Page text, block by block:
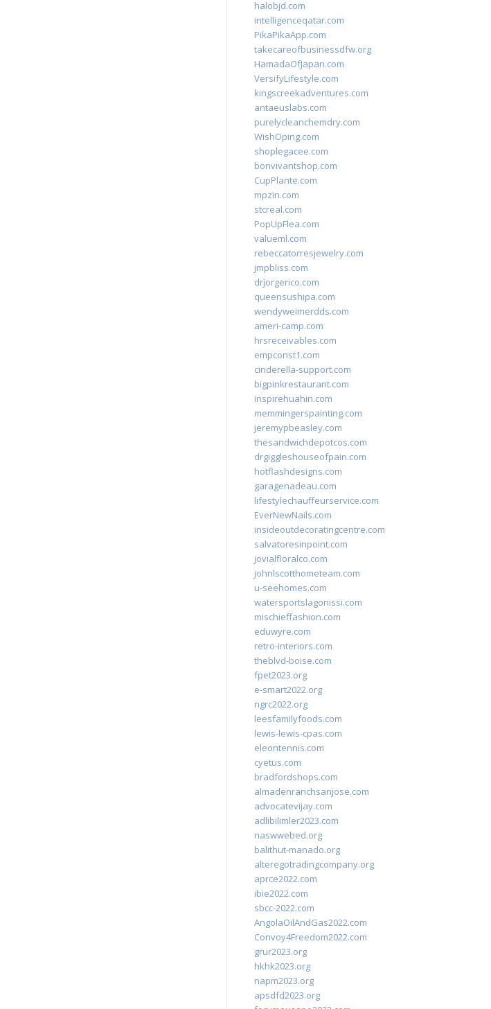
halobjd.com
intelligenceqatar.com
PikaPikaApp.com
takecareofbusinessdfw.org
HamadaOfJapan.com
VersifyLifestyle.com
kingscreekadventures.com
antaeuslabs.com
purelycleanchemdry.com
WishOping.com
shoplegacee.com
bonvivantshop.com
CupPlante.com
mpzin.com
stcreal.com
PopUpFlea.com
valueml.com
rebeccatorresjewelry.com
jmpbliss.com
drjorgerico.com
queensushipa.com
wendyweimerdds.com
ameri-camp.com
hrsreceivables.com
empconst1.com
cinderella-support.com
bigpinkrestaurant.com
inspirehuahin.com
memmingerspainting.com
jeremypbeasley.com
thesandwichdepotcos.com
drgiggleshouseofpain.com
hotflashdesigns.com
garagenadeau.com
lifestylechauffeurservice.com
EverNewNails.com
insideoutdecoratingcentre.com
salvatoresinpoint.com
jovialfloralco.com
johnlscotthometeam.com
u-seehomes.com
watersportslagonissi.com
mischieffashion.com
eduwyre.com
retro-interiors.com
theblvd-boise.com
fpet2023.org
e-smart2022.org
ngrc2022.org
leesfamilyfoods.com
lewis-lewis-cpas.com
eleontennis.com
cyetus.com
bradfordshops.com
almadenranchsanjose.com
advocatevijay.com
adlibilimler2023.com
naswwebed.org
balithut-manado.org
alteregotradingcompany.org
aprce2022.com
ibie2022.com
sbcc-2022.com
AngolaOilAndGas2022.com
Convoy4Freedom2022.com
grur2023.org
hkhk2023.org
napm2023.org
apsdfd2023.org